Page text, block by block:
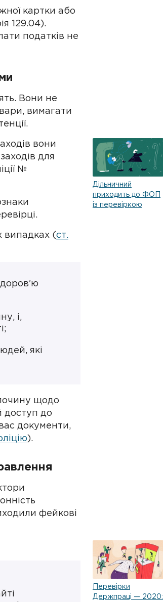
картки або
129.04).
податків не
Вони не
вимагати
Дільничний
приходить до ФОП
із перевіркою
вони
для
№
випадках (ст.
і,
які
щодо
доступ до
документи,
).
фейкові
Перевірки
Держпраці — 2020: